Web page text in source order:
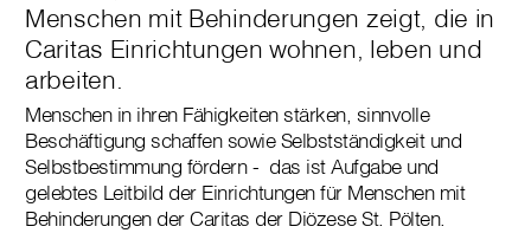
Menschen mit Behinderungen zeigt, die in
Caritas Einrichtungen wohnen, leben und
arbeiten.
Menschen in ihren Fähigkeiten stärken, sinnvolle
Beschäftigung schaffen sowie Selbstständigkeit und
Selbstbestimmung fördern - das ist Aufgabe und
gelebtes Leitbild der Einrichtungen für Menschen mit
Behinderungen der Caritas der Diözese St. Pölten.